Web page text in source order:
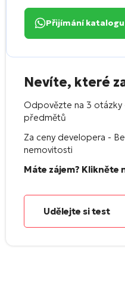
Přijímání
Nevíte, které
Odpovězte na 3 otázky
předmětů
Za ceny developera -
nemovitosti
Máte zájem?
Udělejte si test